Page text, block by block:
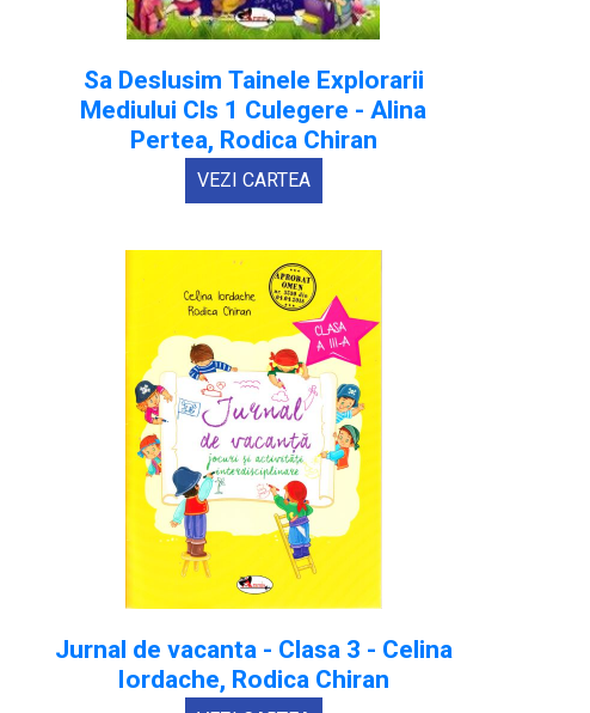
Sa Deslusim Tainele Explorarii
Mediului Cls 1 Culegere - Alina
Pertea, Rodica Chiran
VEZI CARTEA
Jurnal de vacanta - Clasa 3 - Celina
Iordache, Rodica Chiran